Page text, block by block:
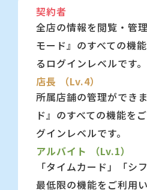
４、当社は、本サイ
て有用であることを保
（サービスの停止、中止
当社の判断でオンラ
の通知なく、停止、中
います。
尚、いかなる理由に
契約者
全店の情報を閲覧・管
モード』のすべての機
るログインレベルです。
店長 （Lv.4）
所属店舗の管理ができ
ド』のすべての機能を
グインレベルです。
アルバイト （Lv.1）
「タイムカード」「シ
最低限の機能をご利用い